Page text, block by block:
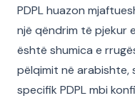
PDPL huazon
një qëndrim të pjekur
është shumica e
pëlqimit në arabishte,
specifik PDPL mbi